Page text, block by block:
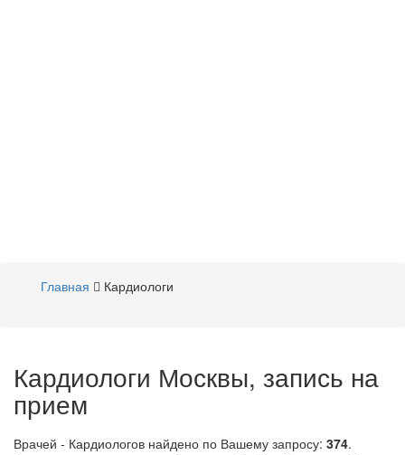
Главная Кардиологи
Кардиологи Москвы, запись на
прием
Врачей - Кардиологов найдено по Вашему запросу: 374.